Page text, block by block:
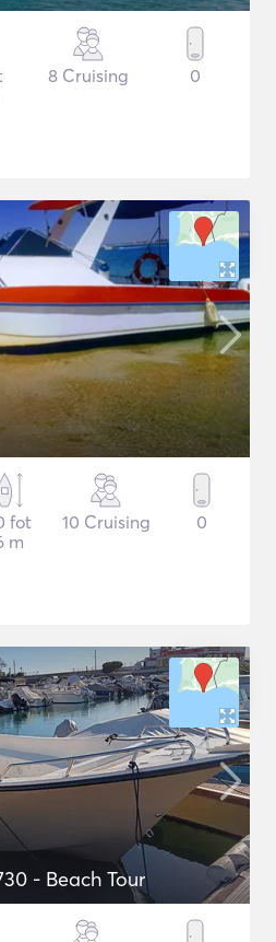
8 Cruising 0
fot
m
10 Cruising 0
- Beach Tour